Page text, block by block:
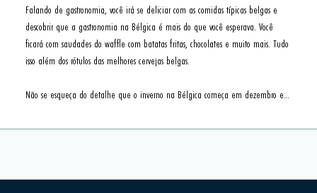
Falando de gastronomia, você irá se deliciar com as comidas típicas belgas e
descobrir que a gastronomia na Bélgica é mais do que você esperava. Você
ficará com saudades do waffle com batatas fritas, chocolates e muito mais. Tudo
isso além dos rótulos das melhores cervejas belgas.
Não se esqueça do detalhe que o inverno na Bélgica começa em dezembro e
com temperatura em média na casa de 0°C.